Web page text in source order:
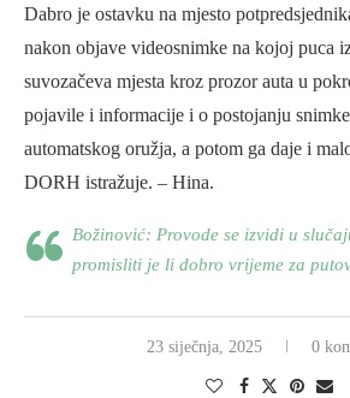
Dabro je ostavku na mjesto
nakon objave videosnimke na kojoj puca
suvozačeva mjesta kroz prozor auta u
pojavile i informacije i o postojanju
automatskog oružja, a potom ga daje i
DORH istražuje. – Hina.
Božinović: Provode se izvidi u
promisliti je li dobro vrijeme za
23 siječnja, 2025 0